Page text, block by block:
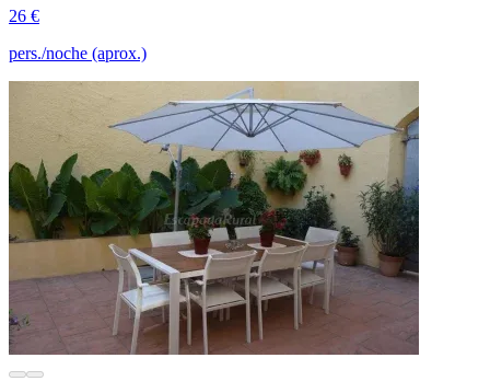
26 €
pers./noche (aprox.)